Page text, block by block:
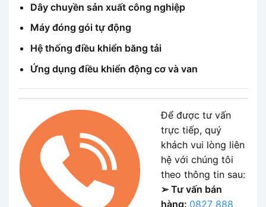
Dây chuyền sản xuất công nghiệp
Máy đóng gói tự động
Hệ thống điều khiển băng tải
Ứng dụng điều khiển động cơ và van
Để được tư vấn
trực tiếp, quý
khách vui lòng liên
hệ với chúng tôi
theo thông tin sau:
➢ Tư vấn bán
hàng: 0827 888